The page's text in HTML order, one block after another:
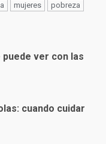
mujeres
pobreza
ver con las
cuando cuidar